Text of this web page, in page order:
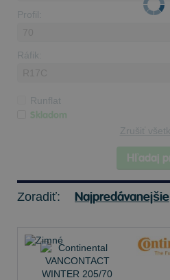
Profil:
Ráfik:
Runflat
Skladom
Zrušiť
Hľadaj
Zoradiť: Najpredávanejšie